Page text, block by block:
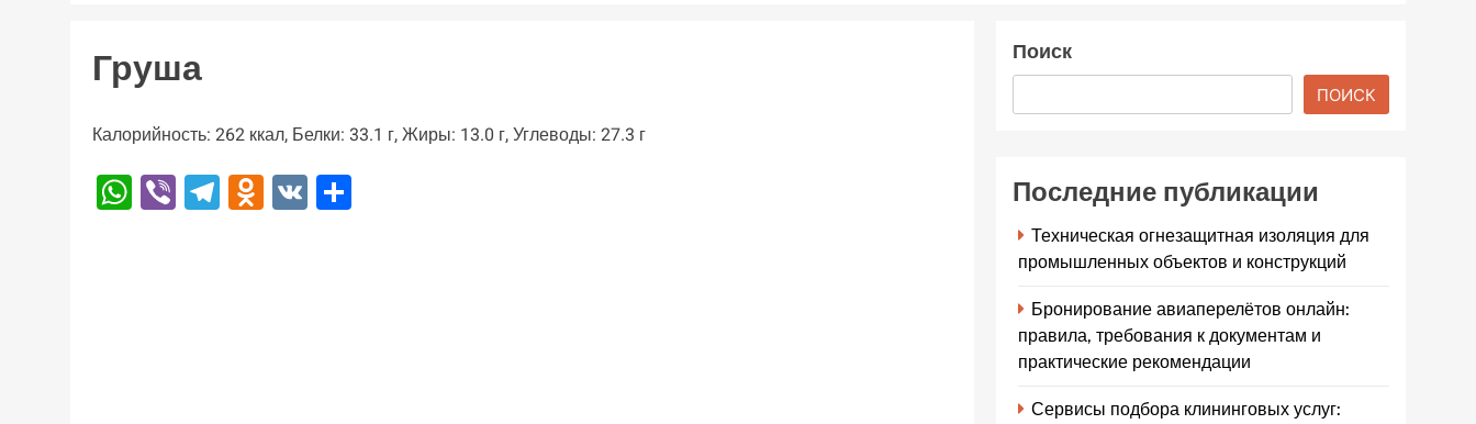
Груша
Калорийность: 262 ккал, Белки: 33.1 г, Жиры: 13.0 г, Углеводы: 27.3 г
WhatsApp
ViberTelegram
Odnoklassniki
VK
Поиск
ПОИСК
Последние публикации
Техническая огнезащитная изоляция для
промышленных объектов и конструкций
Бронирование авиаперелётов онлайн:
правила, требования к документам и
практические рекомендации
Сервисы подбора клининговых услуг: